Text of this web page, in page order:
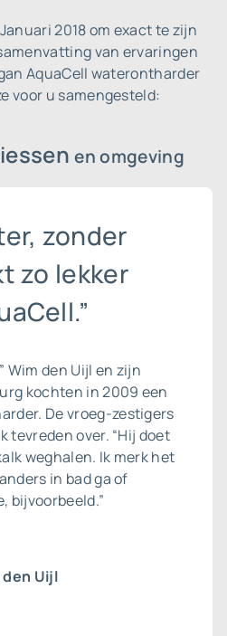
2018 om exact te zijn
van ervaringen
AquaCell waterontharder
voor u samengesteld:
en omgeving
zonder
zo lekker
Wim den Uijl en zijn
kochten in 2009 een
. De vroeg-zestigers
tevreden over. “Hij doet
weghalen. Ik merk het
in bad ga of
bijvoorbeeld.”
den Uijl